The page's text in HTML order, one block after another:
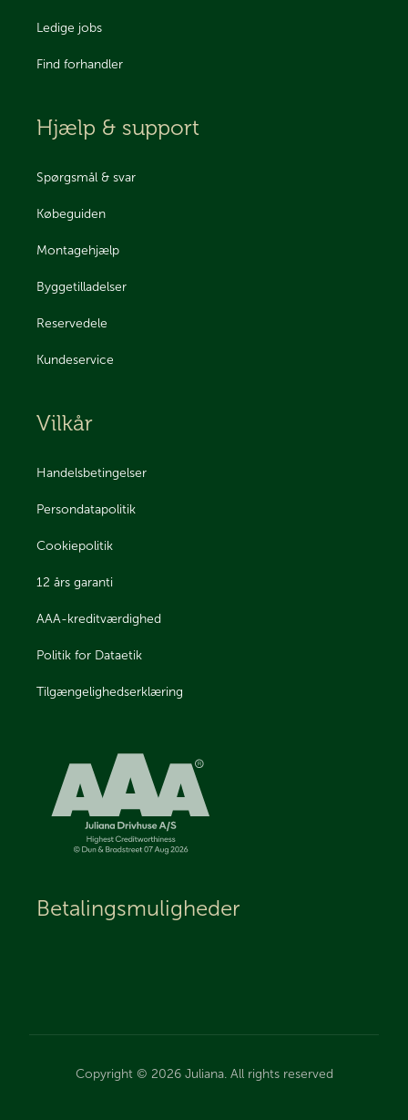
Ledige jobs
Find forhandler
Hjælp & support
Spørgsmål & svar
Købeguiden
Montagehjælp
Byggetilladelser
Reservedele
Kundeservice
Vilkår
Handelsbetingelser
Persondatapolitik
Cookiepolitik
12 års garanti
AAA-kreditværdighed
Politik for Dataetik
Tilgængelighedserklæring
Betalingsmuligheder
Copyright © 2026 Juliana. All rights reserved